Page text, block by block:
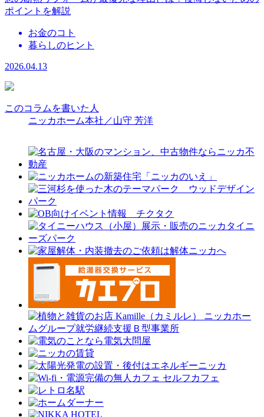
ポイントを解説
お金のコト
暮らしのヒント
2026.04.13
このコラムを書いた人
ニッカホーム本社／山守 芳洋